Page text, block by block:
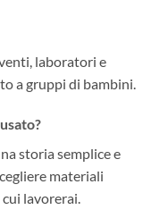
laboratori e
a gruppi di bambini.
storia semplice e
materiali
lavorerai.